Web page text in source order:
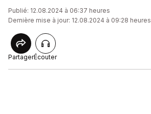
Publié: 12.08.2024 à 06:37 heures
Dernière mise à jour: 12.08.2024 à 09:28 heures
PartagerÉcouter